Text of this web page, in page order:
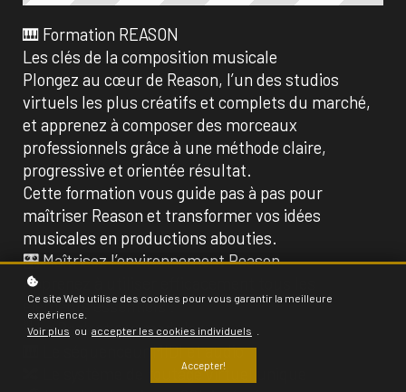
🎹 Formation REASON
Les clés de la composition musicale
Plongez au cœur de Reason, l’un des studios
virtuels les plus créatifs et complets du marché,
et apprenez à composer des morceaux
professionnels grâce à une méthode claire,
progressive et orientée résultat.
Cette formation vous guide pas à pas pour
maîtriser Reason et transformer vos idées
musicales en productions abouties.
🎛️ Maîtrisez l’environnement Reason
Apprenez à utiliser efficacement tous les
éléments essentiels :
🎚️ Le Rack et ses modules
🎹 Le séquenceur MIDI et audio
🔀 Le système de routage virtuel unique
Ce site Web utilise des cookies pour vous garantir la meilleure
expérience.
Voir plus ou accepter les cookies individuels
Accepter!